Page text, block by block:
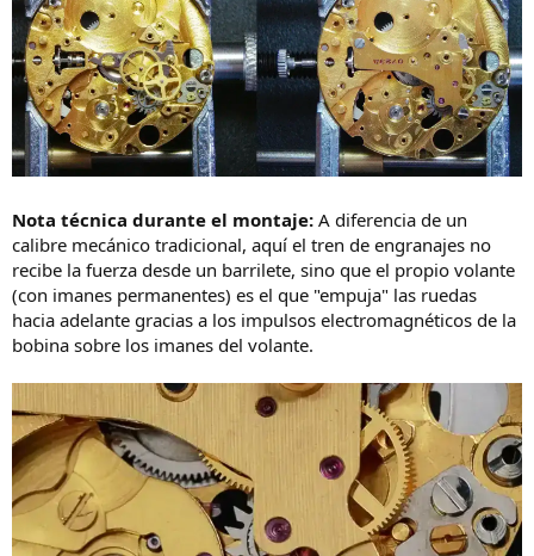
Nota técnica durante el montaje: A diferencia de un
calibre mecánico tradicional, aquí el tren de engranajes no
recibe la fuerza desde un barrilete, sino que el propio volante
(con imanes permanentes) es el que "empuja" las ruedas
hacia adelante gracias a los impulsos electromagnéticos de la
bobina sobre los imanes del volante.